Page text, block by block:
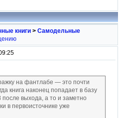
книги > Самодельные
на фантлабе — это почти
книга наконец попадает в базу
выхода, а то и заметно
в первоисточнике уже